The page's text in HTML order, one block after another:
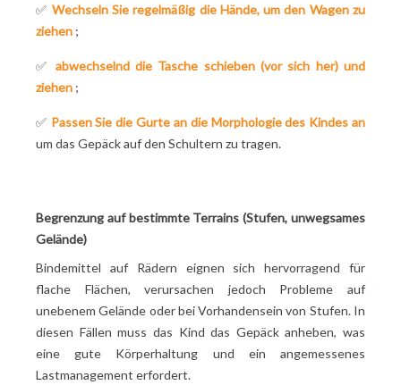
✅ Wechseln Sie regelmäßig die Hände, um den Wagen zu
ziehen ;
✅ abwechselnd die Tasche schieben (vor sich her) und
ziehen ;
✅ Passen Sie die Gurte an die Morphologie des Kindes an
um das Gepäck auf den Schultern zu tragen.
Begrenzung auf bestimmte Terrains (Stufen, unwegsames
Gelände)
Bindemittel auf Rädern eignen sich hervorragend für
flache Flächen, verursachen jedoch Probleme auf
unebenem Gelände oder bei Vorhandensein von Stufen. In
diesen Fällen muss das Kind das Gepäck anheben, was
eine gute Körperhaltung und ein angemessenes
Lastmanagement erfordert.